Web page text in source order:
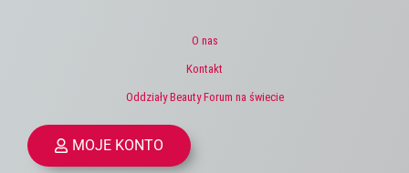
O nas
Kontakt
Oddziały Beauty Forum na świecie
MOJE KONTO